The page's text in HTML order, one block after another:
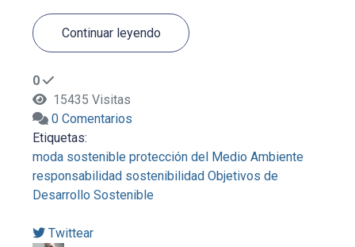
Continuar leyendo
0
15435 Visitas
0 Comentarios
Etiquetas:
moda sostenible protección del Medio Ambiente
responsabilidad sostenibilidad Objetivos de
Desarrollo Sostenible
Twittear